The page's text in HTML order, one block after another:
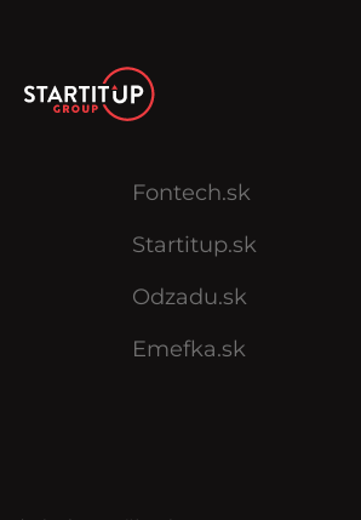
Fontech.sk
Startitup.sk
Odzadu.sk
Emefka.sk